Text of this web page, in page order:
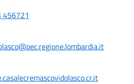
456721